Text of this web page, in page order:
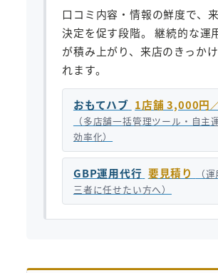
口コミ内容・情報の鮮度で、
決定を促す段階。 継続的な運
が積み上がり、来店のきっか
れます。
おもてハブ 1店舗 3,000円
（多店舗一括管理ツール・自主
効率化）
GBP運用代行 要見積り
（
三者に任せたい方へ）